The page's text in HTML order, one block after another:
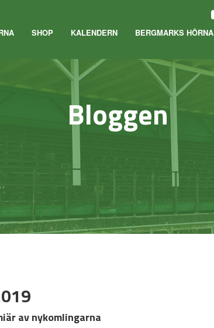
SHOP KALENDERN BERGMARKS HÖRNA
Bloggen
av nykomlingarna